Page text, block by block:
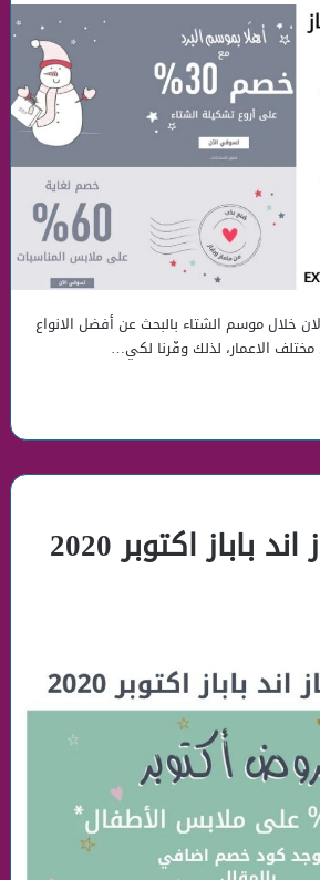
خلال موسم الشتاء بالبحث عن أفضل الانواع
الاعمار، لذلك وفّرنا لكي…
عروض ماماز اند باباز اكتوبر 2020